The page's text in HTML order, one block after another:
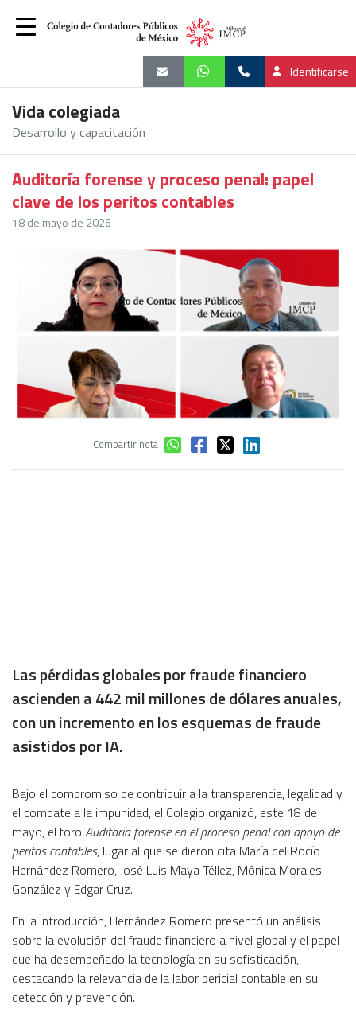
Identificarse
Vida colegiada
Desarrollo y capacitación
Auditoría forense y proceso penal: papel
clave de los peritos contables
18 de mayo de 2026
Compartir nota
Las pérdidas globales por fraude financiero
ascienden a 442 mil millones de dólares anuales,
con un incremento en los esquemas de fraude
asistidos por IA.
Bajo el compromiso de contribuir a la transparencia, legalidad y
el combate a la impunidad, el Colegio organizó, este 18 de
mayo, el foro Auditoría forense en el proceso penal con apoyo de
peritos contables, lugar al que se dieron cita María del Rocío
Hernández Romero, José Luis Maya Téllez, Mónica Morales
González y Edgar Cruz.
En la introducción, Hernández Romero presentó un análisis
sobre la evolución del fraude financiero a nivel global y el papel
que ha desempeñado la tecnología en su sofisticación,
destacando la relevancia de la labor pericial contable en su
detección y prevención.